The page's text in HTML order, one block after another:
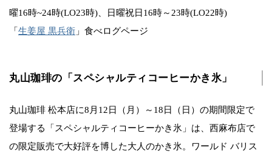
曜16時~24時(LO23時)、日曜祝日16時～23時(LO22時)
「 生姜屋 黒兵衛 」食べログページ
丸山珈琲の「スペシャルティコーヒーかき氷」
丸山珈琲 松本店に8月12日（月）～18日（日）の期間限定で
登場する「スペシャルティコーヒーかき氷」は、西麻布店で
の限定販売で大好評を博した大人のかき氷。ワールド バリス